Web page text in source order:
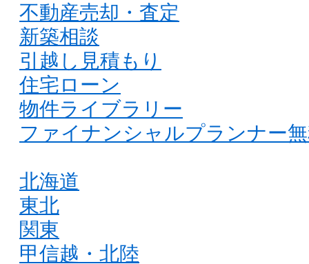
不動産売却・査定
新築相談
引越し見積もり
住宅ローン
物件ライブラリー
ファイナンシャルプランナー
北海道
東北
関東
甲信越・北陸